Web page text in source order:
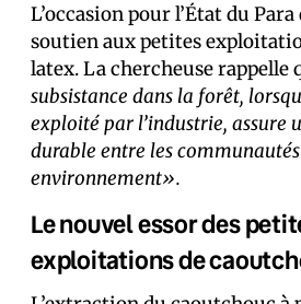
L’occasion pour l’État du
soutien aux petites
latex. La chercheuse rappelle
subsistance dans la forêt,
exploité par l’industrie, assure
durable entre les
environnement».
Le nouvel essor des
exploitations de